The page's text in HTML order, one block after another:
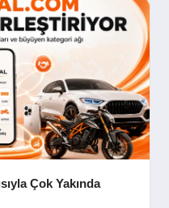
Çok Yakında